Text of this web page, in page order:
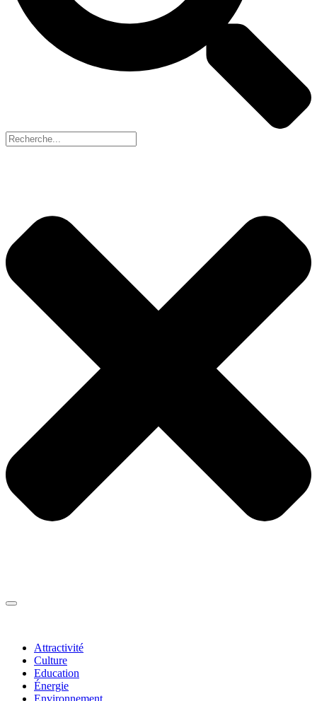
Attractivité
Culture
Education
Énergie
Environnement